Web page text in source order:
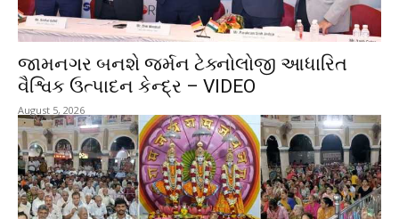
જામનગર બનશે જર્મન ટેક્નોલોજી આધારિત
વૈશ્વિક ઉત્પાદન કેન્દ્ર – VIDEO
August 5, 2026